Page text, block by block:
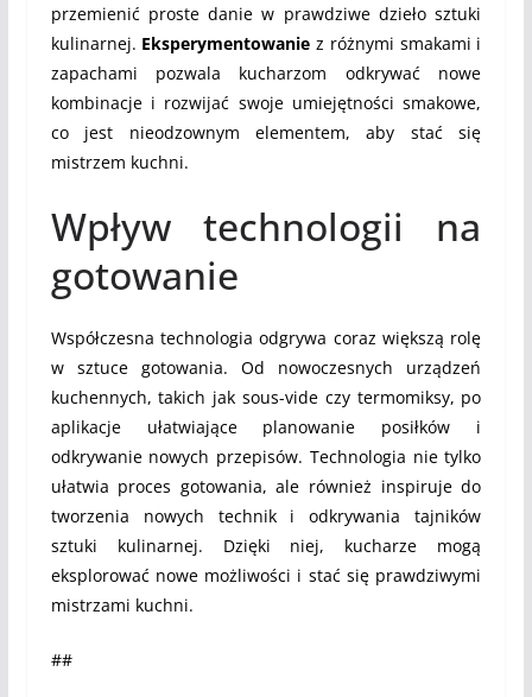
przemienić proste danie w prawdziwe dzieło sztuki
kulinarnej. Eksperymentowanie z różnymi smakami i
zapachami pozwala kucharzom odkrywać nowe
kombinacje i rozwijać swoje umiejętności smakowe,
co jest nieodzownym elementem, aby stać się
mistrzem kuchni.
Wpływ technologii na
gotowanie
Współczesna technologia odgrywa coraz większą rolę
w sztuce gotowania. Od nowoczesnych urządzeń
kuchennych, takich jak sous-vide czy termomiksy, po
aplikacje ułatwiające planowanie posiłków i
odkrywanie nowych przepisów. Technologia nie tylko
ułatwia proces gotowania, ale również inspiruje do
tworzenia nowych technik i odkrywania tajników
sztuki kulinarnej. Dzięki niej, kucharze mogą
eksplorować nowe możliwości i stać się prawdziwymi
mistrzami kuchni.
##